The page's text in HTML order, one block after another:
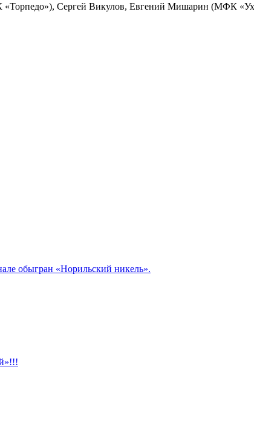
Сергей Викулов, Евгений Мишарин (МФК
обыгран «Норильский никель».